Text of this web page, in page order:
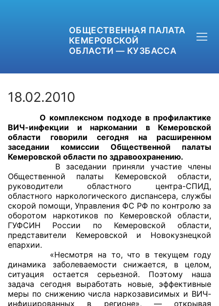
ОБЩЕСТВЕННАЯ ПАЛАТА
КЕМЕРОВСКОЙ
ОБЛАСТИ — КУЗБАССА
+7 (3842) 58-82-40
OPKO42@BK.RU
ОБРАТНАЯ СВЯЗЬ
Главная
Общественные советы
Общественные советы при территориальных
органах федеральных органов
18.02.2010
О комплексном подходе в профилактике
ВИЧ-инфекции и наркомании в Кемеровской
области говорили сегодня на расширенном
заседании комиссии Общественной палаты
Кемеровской области по здравоохранению.
В заседании приняли участие члены
Общественной палаты Кемеровской области,
руководители областного центра-СПИД,
областного наркологического диспансера, службы
скорой помощи, Управления ФС РФ по контролю за
оборотом наркотиков по Кемеровской области,
ГУФСИН России по Кемеровской области,
представители Кемеровской и Новокузнецкой
епархии.
«Несмотря на то, что в текущем году
динамика заболеваемости снижается, в целом,
ситуация остается серьезной. Поэтому наша
задача сегодня выработать новые, эффективные
меры по снижению числа наркозависимых и ВИЧ-
инфицированных в регионе», — открывая